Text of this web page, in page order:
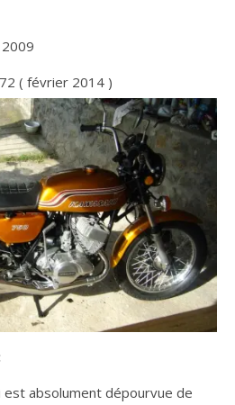
2009
( février 2014 )
absolument dépourvue de